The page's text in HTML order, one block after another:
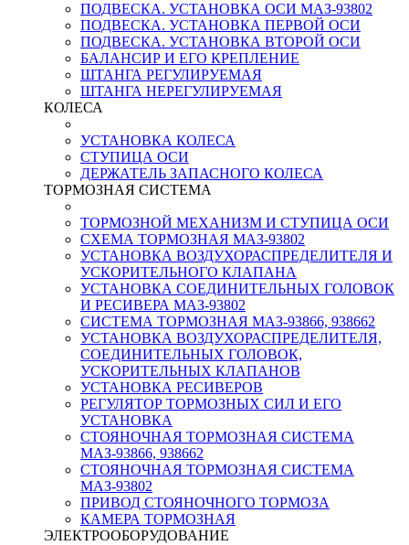
ПОДВЕСКА. УСТАНОВКА ОСИ МАЗ-93802
ПОДВЕСКА. УСТАНОВКА ПЕРВОЙ ОСИ
ПОДВЕСКА. УСТАНОВКА ВТОРОЙ ОСИ
БАЛАНСИР И ЕГО КРЕПЛЕНИЕ
ШТАНГА РЕГУЛИРУЕМАЯ
ШТАНГА НЕРЕГУЛИРУЕМАЯ
КОЛЕСА
УСТАНОВКА КОЛЕСА
СТУПИЦА ОСИ
ДЕРЖАТЕЛЬ ЗАПАСНОГО КОЛЕСА
ТОРМОЗНАЯ СИСТЕМА
ТОРМОЗНОЙ МЕХАНИЗМ И СТУПИЦА ОСИ
СХЕМА ТОРМОЗНАЯ МАЗ-93802
УСТАНОВКА ВОЗДУХОРАСПРЕДЕЛИТЕЛЯ И
УСКОРИТЕЛЬНОГО КЛАПАНА
УСТАНОВКА СОЕДИНИТЕЛЬНЫХ ГОЛОВОК
И РЕСИВЕРА МАЗ-93802
СИСТЕМА ТОРМОЗНАЯ МАЗ-93866, 938662
УСТАНОВКА ВОЗДУХОРАСПРЕДЕЛИТЕЛЯ,
СОЕДИНИТЕЛЬНЫХ ГОЛОВОК,
УСКОРИТЕЛЬНЫХ КЛАПАНОВ
УСТАНОВКА РЕСИВЕРОВ
РЕГУЛЯТОР ТОРМОЗНЫХ СИЛ И ЕГО
УСТАНОВКА
СТОЯНОЧНАЯ ТОРМОЗНАЯ СИСТЕМА
МАЗ-93866, 938662
СТОЯНОЧНАЯ ТОРМОЗНАЯ СИСТЕМА
МАЗ-93802
ПРИВОД СТОЯНОЧНОГО ТОРМОЗА
КАМЕРА ТОРМОЗНАЯ
ЭЛЕКТРООБОРУДОВАНИЕ